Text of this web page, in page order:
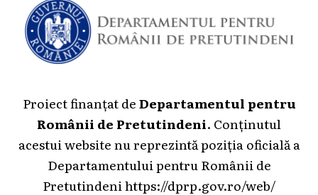
Proiect finanțat deDepartamentul pentru
Românii de Pretutindeni. Conținutul
acestui website nu reprezintă poziția oficială a
Departamentului pentru Românii de
Pretutindeni https://dprp.gov.ro/web/